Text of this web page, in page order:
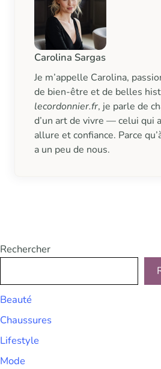
Carolina Sargas
Je m’appelle Carolina,
de bien-être et de belles
lecordonnier.fr, je parle de
d’un art de vivre — celui qui
allure et confiance. Parce
a un peu de nous.
Rechercher
Beauté
Chaussures
Lifestyle
Mode